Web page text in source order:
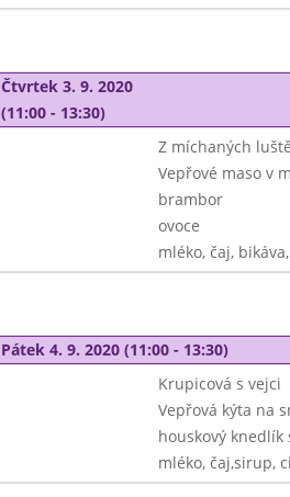
Čtvrtek 3. 9. 2020
(11:00 - 13:30)
Z míchaných
Vepřové maso v
brambor
ovoce
mléko, čaj,
Pátek 4. 9. 2020 (11:00 - 13:30)
Krupicová s vejci
Vepřová kýta na
houskový
mléko, čaj,sirup,